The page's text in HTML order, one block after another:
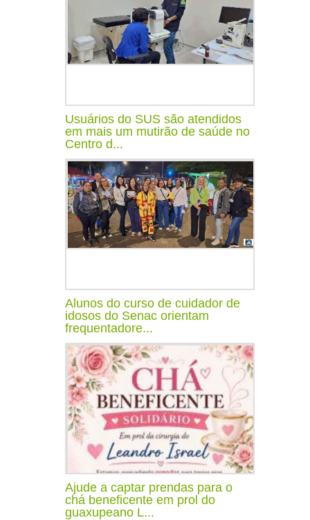
Usuários do SUS são atendidos
em mais um mutirão de saúde no
Centro d...
Alunos do curso de cuidador de
idosos do Senac orientam
frequentadore...
Ajude a captar prendas para o
chá beneficente em prol do
guaxupeano L...